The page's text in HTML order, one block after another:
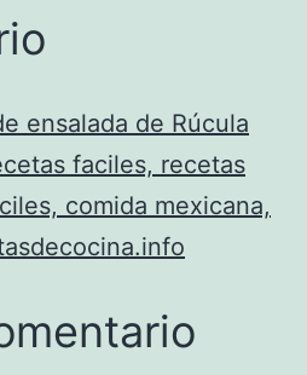
ensalada de Rúcula
faciles, recetas
comida mexicana,